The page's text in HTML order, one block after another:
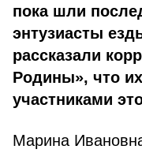
пока шли
энтузиасты
рассказали
Родины», что
участниками
Марина